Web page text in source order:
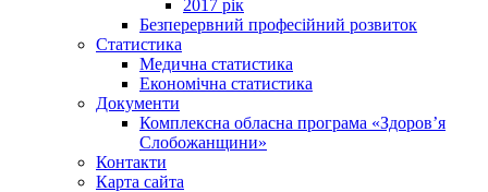
2017 рік
Безперервний професійний розвиток
Статистика
Медична статистика
Економічна статистика
Документи
Комплексна обласна програма «Здоров’я
Слобожанщини»
Контакти
Карта сайта